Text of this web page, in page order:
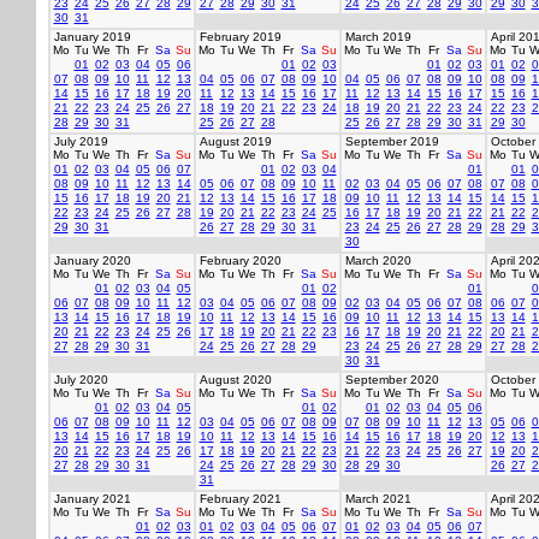
23 24 25 26 27 28 29
30 31
27 28 29 30 31 24 25 26 27 28 29 30 29 30
January 2019
Mo Tu We Th Fr Sa Su
01
02 03 04 05 06
07 08 09 10 11 12
13
14 15 16 17 18 19 20
21
22 23 24 25 26 27
28 29 30 31
February 2019
Mo Tu We Th Fr Sa Su
01
02 03
04 05 06 07 08 09
10
11
12 13 14 15 16
17
18
19 20 21 22 23 24
25 26 27 28
March 2019
Mo Tu We Th Fr Sa Su
01
02 03
04 05 06 07 08 09
10
11
12 13 14 15 16
17
18
19 20 21 22 23 24
25 26 27 28 29 30 31
April
Mo Tu
01
02
08 09
15 16
22 23
29 30
July 2019
Mo Tu We Th Fr Sa Su
01
02 03 04 05 06 07
08 09 10 11 12 13
14
15 16 17 18 19 20 21
22 23 24 25 26 27 28
29 30 31
August 2019
Mo Tu We Th Fr Sa Su
01
02 03 04
05 06 07 08 09 10 11
12
13 14 15 16 17
18
19 20 21 22 23 24 25
26 27 28 29 30 31
September 2019
Mo Tu We Th Fr Sa Su
01
02 03 04 05 06 07 08
09
10 11 12 13 14 15
16
17 18 19 20 21
22
23 24 25 26 27 28 29
30
October
Mo Tu
01
07 08
14 15
21
22
28 29
January 2020
Mo Tu We Th Fr Sa Su
01
02 03 04 05
06 07 08 09 10 11
12
13
14 15 16 17 18
19
20 21 22 23 24 25 26
27 28 29 30 31
February 2020
Mo Tu We Th Fr Sa Su
01
02
03 04 05 06 07 08 09
10 11 12 13 14 15 16
17
18 19 20 21 22 23
24 25 26 27 28 29
March 2020
Mo Tu We Th Fr Sa Su
01
02 03 04 05 06 07 08
09
10 11 12 13 14 15
16
17 18 19 20 21
22
23 24 25 26 27 28 29
30 31
April
Mo Tu
06 07
13
14
20 21
27 28
July 2020
Mo Tu We Th Fr Sa Su
01
02 03 04 05
06 07 08 09 10 11
12
13
14 15 16 17 18
19
20 21 22 23 24 25 26
27 28 29 30 31
August 2020
Mo Tu We Th Fr Sa Su
01
02
03 04 05 06 07 08 09
10 11 12 13 14 15 16
17
18 19 20 21 22 23
24 25 26 27 28 29 30
31
September 2020
Mo Tu We Th Fr Sa Su
01
02 03 04 05 06
07 08 09 10 11 12
13
14 15 16 17 18 19 20
21
22 23 24 25 26 27
28 29 30
October
Mo Tu
05 06
12
13
19 20
26 27
January 2021
Mo Tu We Th Fr Sa Su
01
02 03
February 2021
Mo Tu We Th Fr Sa Su
01
02 03 04 05 06 07
March 2021
Mo Tu We Th Fr Sa Su
01
02 03 04 05 06 07
April
Mo Tu